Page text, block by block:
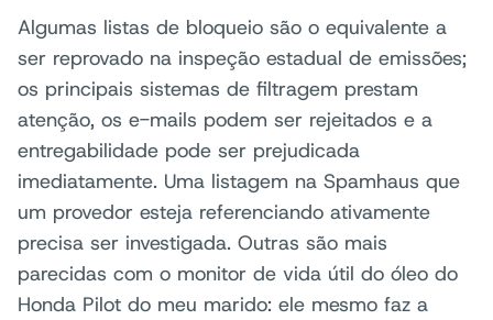
Algumas listas de bloqueio são o equivalente a
ser reprovado na inspeção estadual de emissões;
os principais sistemas de filtragem prestam
atenção, os e-mails podem ser rejeitados e a
entregabilidade pode ser prejudicada
imediatamente. Uma listagem na Spamhaus que
um provedor esteja referenciando ativamente
precisa ser investigada. Outras são mais
parecidas com o monitor de vida útil do óleo do
Honda Pilot do meu marido: ele mesmo faz a